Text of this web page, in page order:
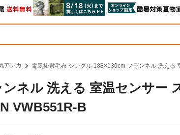
アンカ 電気掛敷毛布 シングル 188×130cm フランネル 洗える
ネル 洗える 室温センサー
VWB551R-B